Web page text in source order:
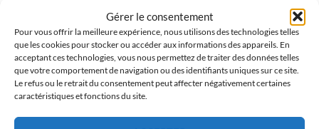
Gérer le consentement
Pour vous offrir la meilleure expérience, nous utilisons des technologies telles
que les cookies pour stocker ou accéder aux informations des appareils. En
acceptant ces technologies, vous nous permettez de traiter des données telles
que votre comportement de navigation ou des identifiants uniques sur ce site.
Le refus ou le retrait du consentement peut affecter négativement certaines
caractéristiques et fonctions du site.